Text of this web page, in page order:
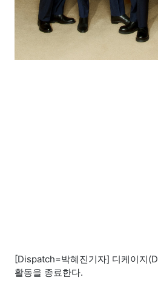
[Dispatch=박혜진기자] 디케이지
활동을 종료한다.